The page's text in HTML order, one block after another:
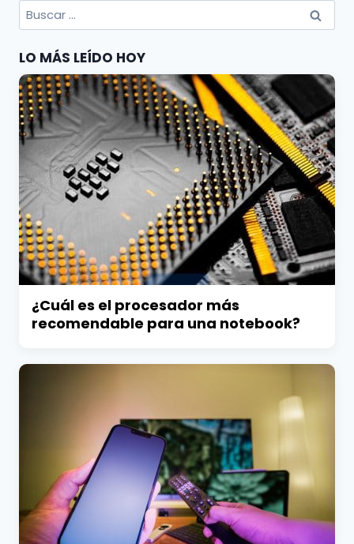
Buscar
por:
LO MÁS LEÍDO HOY
¿Cuál es el procesador más
recomendable para una notebook?